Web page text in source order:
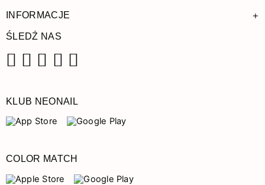
INFORMACJE +
ŚLEDŹ NAS
KLUB NEONAIL
COLOR MATCH